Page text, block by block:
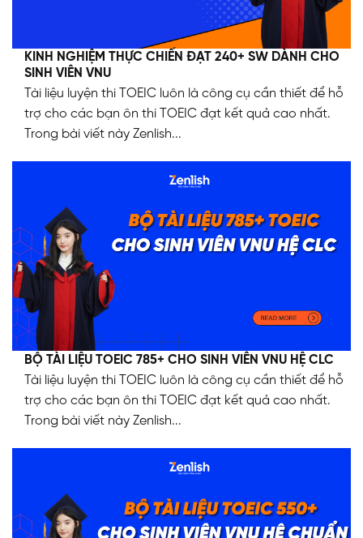
KINH NGHIỆM THỰC CHIẾN ĐẠT 240+ SW DÀNH CHO
SINH VIÊN VNU
Tài liệu luyện thi TOEIC luôn là công cụ cần thiết để hỗ
trợ cho các bạn ôn thi TOEIC đạt kết quả cao nhất.
Trong bài viết này Zenlish...
BỘ TÀI LIỆU TOEIC 785+ CHO SINH VIÊN VNU HỆ CLC
Tài liệu luyện thi TOEIC luôn là công cụ cần thiết để hỗ
trợ cho các bạn ôn thi TOEIC đạt kết quả cao nhất.
Trong bài viết này Zenlish...